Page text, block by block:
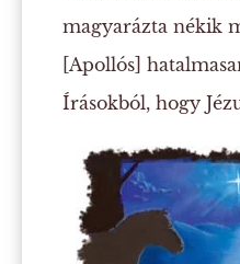
magyarázta nékik
[Apollós]
Írásokból, hogy